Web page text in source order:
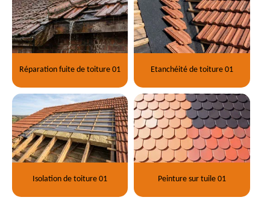
Réparation fuite de toiture 01 Etanchéité de toiture 01
Isolation de toiture 01 Peinture sur tuile 01